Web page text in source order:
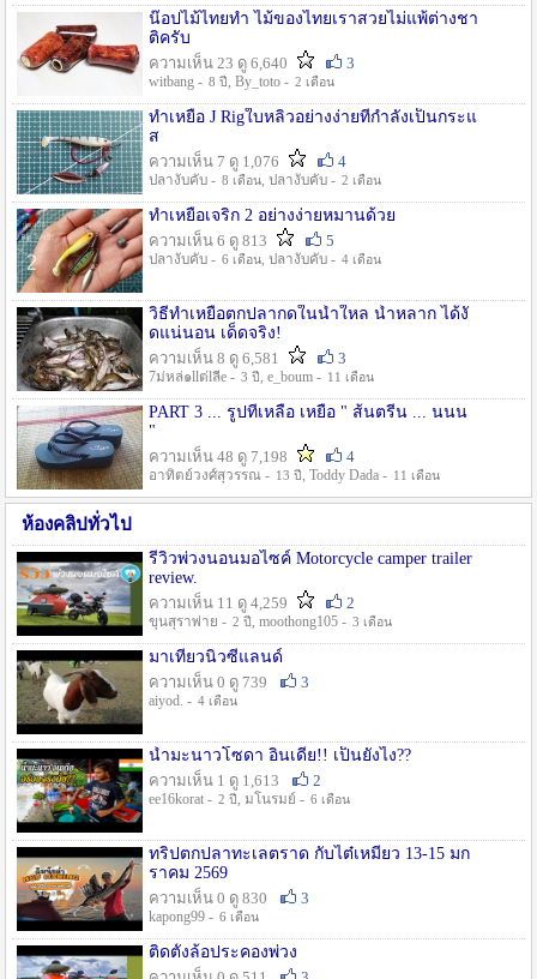
น๊อปไม้ไทยทำ ไม้ของไทยเราสวยไม่แพ้ต่างชา
ติครับ
ความเห็น 23 ดู 6,640
3
witbang - 8 ปี , By_toto - 2 เดือน
ทำเหยื่อ J Rigใบหลิวอย่างง่ายที่กำลังเป็นกระแ
ส
ความเห็น 7 ดู 1,076
4
ปลางับคับ - 8 เดือน, ปลางับคับ - 2 เดือน
ทำเหยื่อเจริก 2 อย่างง่ายหมานด้วย
ความเห็น 6 ดู 813
5
ปลางับคับ - 6 เดือน, ปลางับคับ - 4 เดือน
วิธีทำเหยื่อตกปลากดในน้ำใหล น้ำหลาก ได้งั
ดแน่นอน เด็ดจริง!
ความเห็น 8 ดู 6,581
3
7ม่หล่๑llต่lลีe - 3 ปี , e_boum - 11 เดือน
PART 3 ... รูปที่เหลือ เหยื่อ " ส้นตรีน ... นนน
"
ความเห็น 48 ดู 7,198
4
อาทิตย์วงศ์สุวรรณ - 13 ปี , Toddy Dada - 11 เดือน
ห้องคลิปทั่วไป
รีวิวพ่วงนอนมอไซค์ Motorcycle camper trailer
review.
ความเห็น 11 ดู 4,259
2
ขุนสุราพ่าย - 2 ปี , moothong105 - 3 เดือน
มาเที่ยวนิวซีแลนด์
ความเห็น 0 ดู 739
3
aiyod. - 4 เดือน
น้ำมะนาวโซดา อินเดีย!! เป็นยังไง??
ความเห็น 1 ดู 1,613
2
ee16korat - 2 ปี , มโนรมย์ - 6 เดือน
ทริปตกปลาทะเลตราด กับไต๋เหมี่ยว 13-15 มก
ราคม 2569
ความเห็น 0 ดู 830
3
kapong99 - 6 เดือน
ติดตั้งล้อประคองพ่วง